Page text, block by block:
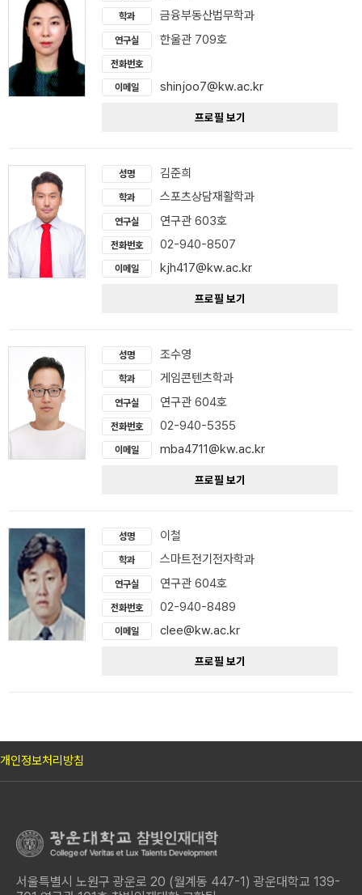
학과 금융부동산법무학과
연구실 한울관 709호
전화번호
이메일 shinjoo7@kw.ac.kr
프로필 보기
성명 김준희
학과 스포츠상담재활학과
연구실 연구관 603호
전화번호 02-940-8507
이메일 kjh417@kw.ac.kr
프로필 보기
성명 조수영
학과 게임콘텐츠학과
연구실 연구관 604호
전화번호 02-940-5355
이메일 mba4711@kw.ac.kr
프로필 보기
성명 이철
학과 스마트전기전자학과
연구실 연구관 604호
전화번호 02-940-8489
이메일 clee@kw.ac.kr
프로필 보기
개인정보처리방침
서울특별시 노원구 광운로 20 (월계동 447-1) 광운대학교 139-